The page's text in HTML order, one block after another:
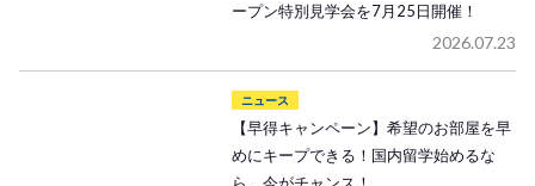
ープン特別見学会を7月25日開催！
2026.07.23
ニュース
【早得キャンペーン】希望のお部屋を早
めにキープできる！国内留学始めるな